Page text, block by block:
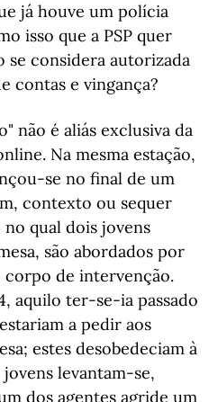
já houve um polícia
isso que a PSP quer
se considera autorizada
contas e vingança?
não é aliás exclusiva da
Na mesma estação,
se no final de um
contexto ou sequer
qual dois jovens
são abordados por
corpo de intervenção.
aquilo ter-se-ia passado
a pedir aos
estes desobedeciam à
levantam-se,
dos agentes agride um